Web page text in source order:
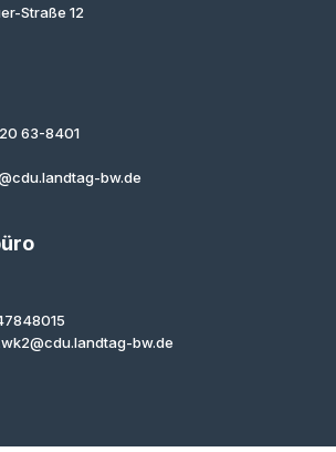
Straße 12
20 63-8401
bw.de
bw.de